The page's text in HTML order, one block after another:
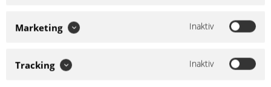
Marketing Inaktiv
Tracking Inaktiv